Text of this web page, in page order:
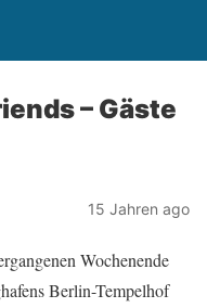
– Gäste
15 Jahren ago
Wochenende
Berlin-Tempelhof